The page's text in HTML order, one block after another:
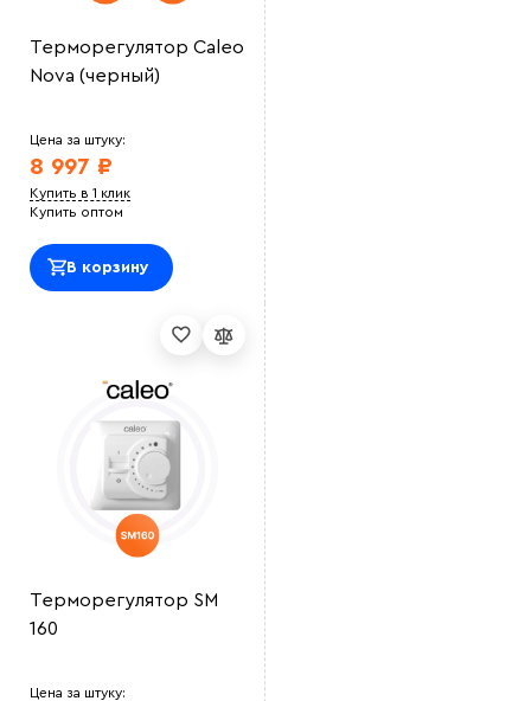
Терморегулятор Caleo
Nova (черный)
Цена за штуку:
8 997 ₽
Купить в 1 клик
Купить оптом
В корзину
Терморегулятор SM
160
Цена за штуку: